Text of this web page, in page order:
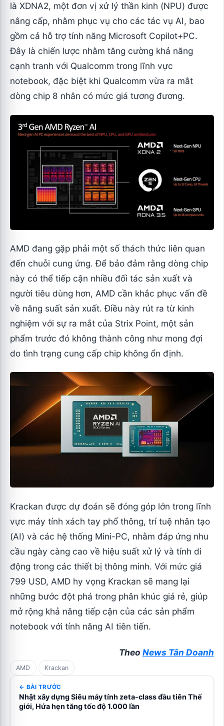
là XDNA2, một đơn vị xử lý thần kinh (NPU) được
nâng cấp, nhằm phục vụ cho các tác vụ AI, bao
gồm cả hỗ trợ tính năng Microsoft Copilot+PC.
Đây là chiến lược nhằm tăng cường khả năng
cạnh tranh với Qualcomm trong lĩnh vực
notebook, đặc biệt khi Qualcomm vừa ra mắt
dòng chip 8 nhân có mức giá tương đương.
AMD đang gặp phải một số thách thức liên quan
đến chuỗi cung ứng. Để bảo đảm rằng dòng chip
này có thể tiếp cận nhiều đối tác sản xuất và
người tiêu dùng hơn, AMD cần khắc phục vấn đề
về năng suất sản xuất. Điều này rút ra từ kinh
nghiệm với sự ra mắt của Strix Point, một sản
phẩm trước đó không thành công như mong đợi
do tình trạng cung cấp chip không ổn định.
Krackan được dự đoán sẽ đóng góp lớn trong lĩnh
vực máy tính xách tay phổ thông, trí tuệ nhân tạo
(AI) và các hệ thống Mini-PC, nhằm đáp ứng nhu
cầu ngày càng cao về hiệu suất xử lý và tính di
động trong các thiết bị thông minh. Với mức giá
799 USD, AMD hy vọng Krackan sẽ mang lại
những bước đột phá trong phân khúc giá rẻ, giúp
mở rộng khả năng tiếp cận của các sản phẩm
notebook với tính năng AI tiên tiến.
Theo News Tân Doanh
AMD Krackan
← BÀI TRƯỚC
Nhật xây dựng Siêu máy tính zeta-class đầu tiên Thế
giới, Hứa hẹn tăng tốc độ 1.000 lần